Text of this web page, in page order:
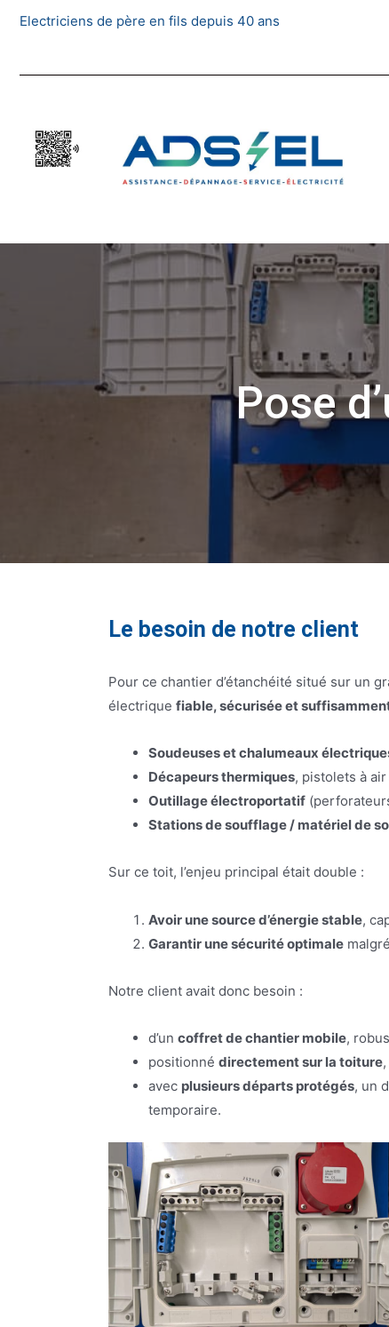
Electriciens de père en fils depuis 40 ans
Pose
Le besoin de notre client
Pour ce chantier d’étanchéité situé sur un
électrique fiable, sécurisée et
Soudeuses et chalumeaux
Décapeurs thermiques, pistolets à air
Outillage électroportatif
Stations de soufflage / matériel de
Sur ce toit, l’enjeu principal était double :
Avoir une source d’énergie stable,
Garantir une sécurité optimale
Notre client avait donc besoin :
d’un coffret de chantier mobile,
positionné directement sur la toiture
avec plusieurs départs protégés, un
temporaire.